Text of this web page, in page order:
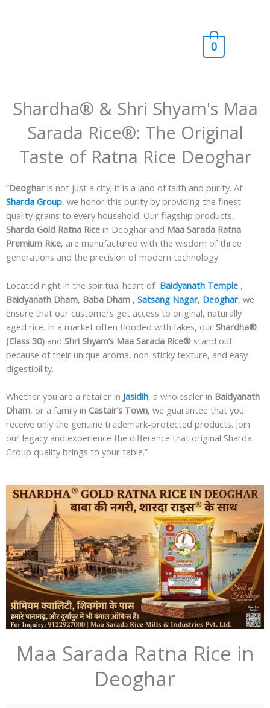
0
Shardha® & Shri Shyam's Maa
Sarada Rice®: The Original
Taste of Ratna Rice Deoghar
“Deoghar is not just a city; it is a land of faith and purity. At
Sharda Group, we honor this purity by providing the finest
quality grains to every household. Our flagship products,
Sharda Gold Ratna Rice in Deoghar and Maa Sarada Ratna
Premium Rice, are manufactured with the wisdom of three
generations and the precision of modern technology.
Located right in the spiritual heart of Baidyanath Temple ,
Baidyanath Dham, Baba Dham , Satsang Nagar, Deoghar, we
ensure that our customers get access to original, naturally
aged rice. In a market often flooded with fakes, our Shardha®
(Class 30) and Shri Shyam’s Maa Sarada Rice® stand out
because of their unique aroma, non-sticky texture, and easy
digestibility.
Whether you are a retailer in Jasidih, a wholesaler in Baidyanath
Dham, or a family in Castair’s Town, we guarantee that you
receive only the genuine trademark-protected products. Join
our legacy and experience the difference that original Sharda
Group quality brings to your table.”
Maa Sarada Ratna Rice in
Deoghar